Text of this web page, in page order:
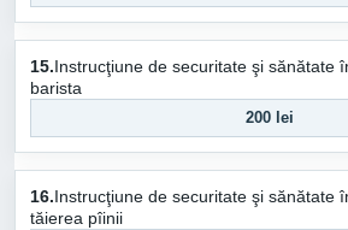
15.Instrucţiune de securitate şi sănătate
barista
200 lei
16.Instrucţiune de securitate şi sănătate
tăierea pîinii